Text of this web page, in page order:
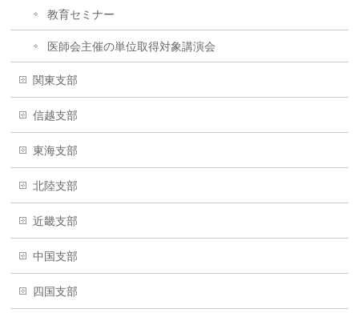
教育セミナー
医師会主催の単位取得対象講演会
関東支部
信越支部
東海支部
北陸支部
近畿支部
中国支部
四国支部